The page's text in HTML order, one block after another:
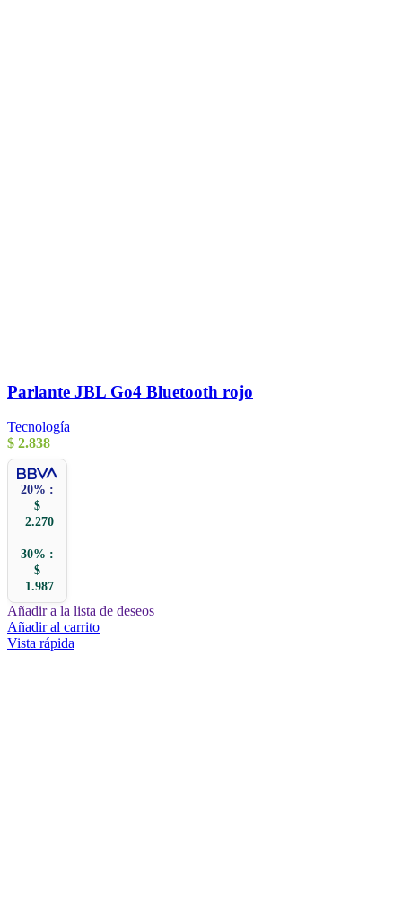
Parlante JBL Go4 Bluetooth rojo
Tecnología
$ 2.838
20% :
$
2.270
30% :
$
1.987
Añadir a la lista de deseos
Añadir al carrito
Vista rápida